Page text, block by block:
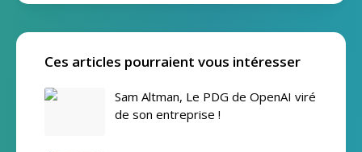
Ces articles pourraient vous intéresser
Sam Altman, Le PDG de OpenAI viré
de son entreprise !